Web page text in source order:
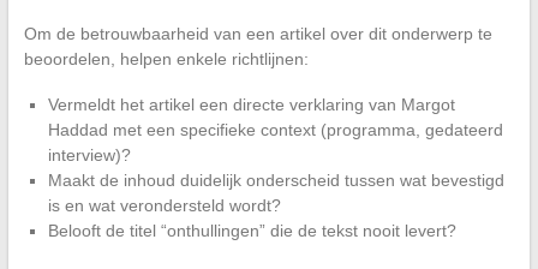
Om de betrouwbaarheid van een artikel over dit onderwerp te
beoordelen, helpen enkele richtlijnen:
Vermeldt het artikel een directe verklaring van Margot
Haddad met een specifieke context (programma, gedateerd
interview)?
Maakt de inhoud duidelijk onderscheid tussen wat bevestigd
is en wat verondersteld wordt?
Belooft de titel “onthullingen” die de tekst nooit levert?